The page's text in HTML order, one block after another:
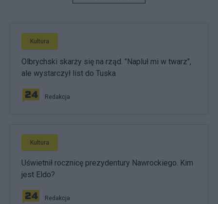
Kultura
Olbrychski skarży się na rząd. "Napluł mi w twarz",
ale wystarczył list do Tuska
Redakcja
Kultura
Uświetnił rocznicę prezydentury Nawrockiego. Kim
jest Eldo?
Redakcja